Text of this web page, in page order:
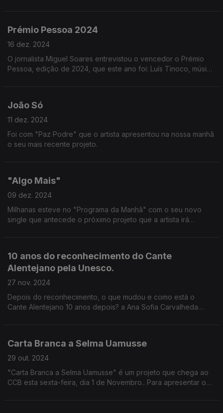
Prémio Pessoa 2024
16 dez. 2024
O jornalista Miguel Soares entrevistou o vencedor o Prémio
Pessoa, edição de 2024, que este ano foi: Luís Tinoco, músico
João Só
11 dez. 2024
Foi com "Paz Podre" que o artista apresentou na nossa manhã
o seu mais recente projeto.
"Algo Mais"
09 dez. 2024
Milhanas esteve no "Programa da Manhã" com o seu novo
single que antecede o próximo projeto que a artista irá
10 anos do reconhecimento do Cante
Alentejano pela Unesco.
27 nov. 2024
Depois do reconhecimento, o que mudou e como está o
Cante Alentejano 10 anos depois? a Ana Sofia Carvalheda
Carta Branca a Selma Uamusse
29 out. 2024
"Carta Branca a Selma Uamusse" é um projeto que chega ao
CCB esta sexta-feira, dia 1 de Novembro.. Para apresentar o